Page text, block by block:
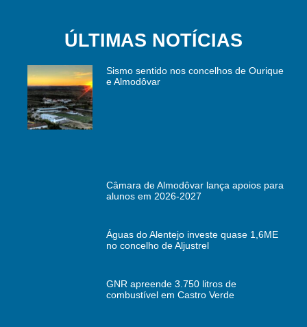
ÚLTIMAS NOTÍCIAS
Sismo sentido nos concelhos de Ourique
e Almodôvar
Câmara de Almodôvar lança apoios para
alunos em 2026-2027
Águas do Alentejo investe quase 1,6ME
no concelho de Aljustrel
GNR apreende 3.750 litros de
combustível em Castro Verde